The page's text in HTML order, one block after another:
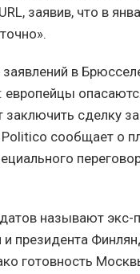
заявив, что в
в
европейцы
заключить сделку
Politico сообщает о
называют экс-
президента
готовность